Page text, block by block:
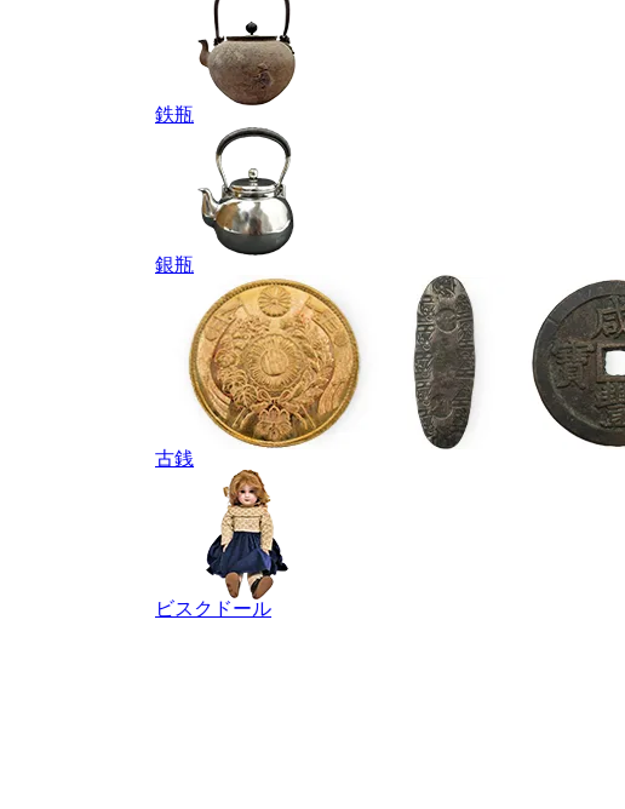
鉄瓶
銀瓶
古銭
ビスクドール